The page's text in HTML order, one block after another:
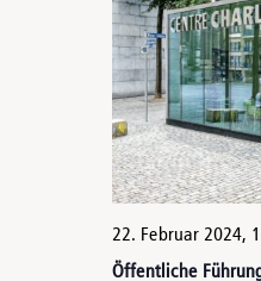
Öffentliche
22. Februar 2024,